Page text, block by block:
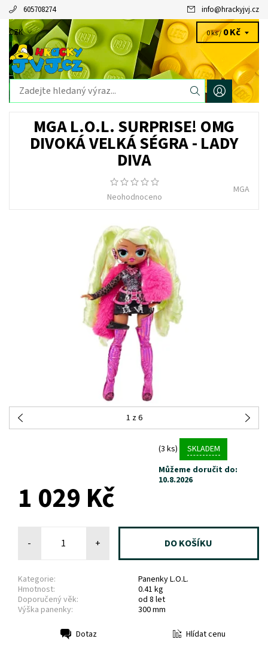
605708274 info@hrackyjvj.cz
CZK 0 ks /0 Kč
MGA L.O.L. SURPRISE! OMG
DIVOKÁ VELKÁ SÉGRA - LADY
DIVA
Neohodnoceno
MGA
1 z 6
(3 ks)
SKLADEM
Můžeme doručit do:
10.8.2026
1 029 Kč
- +
Kategorie:
Panenky L.O.L.
Hmotnost:
0.41 kg
Doporučený věk:
od 8 let
Výška panenky:
300 mm
Dotaz
Hlídat cenu